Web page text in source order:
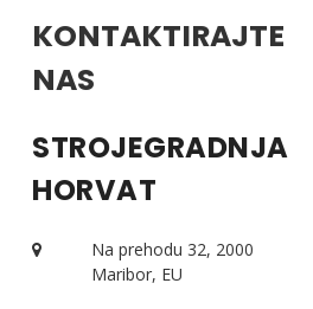
KONTAKTIRAJTE
NAS
STROJEGRADNJA
HORVAT
Na prehodu 32, 2000
Maribor, EU